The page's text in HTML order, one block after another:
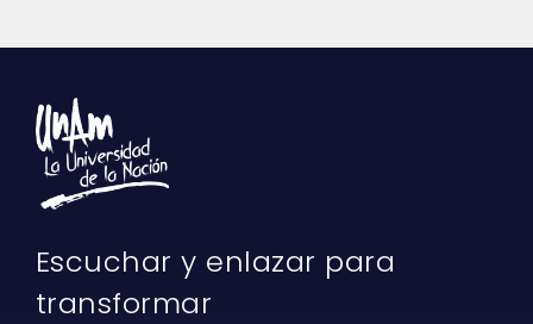
Escuchar y enlazar para
transformar